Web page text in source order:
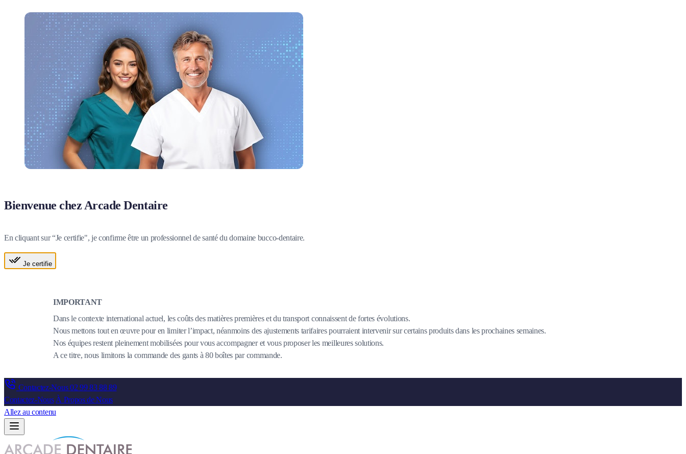
Bienvenue chez Arcade Dentaire
En cliquant sur “Je certifie", je confirme être un professionnel de santé du domaine bucco-dentaire.
Je certifie
IMPORTANT
Dans le contexte international actuel, les coûts des matières premières et du transport connaissent de fortes évolutions.
Nous mettons tout en œuvre pour en limiter l’impact, néanmoins des ajustements tarifaires pourraient intervenir sur certains produits dans les prochaines semaines.
Nos équipes restent pleinement mobilisées pour vous accompagner et vous proposer les meilleures solutions.
A ce titre, nous limitons la commande des gants à 80 boîtes par commande.
Contactez-Nous02 99 83 88 89
Contactez-Nous À Propos de Nous
Allez au contenu